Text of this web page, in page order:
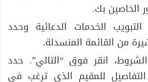
الخاصين بك.
الخدمات الدعائية وحدد
من القائمة المنسدلة.
انقر فوق “التالي”. حدد
للمقيم الذي ترغب في